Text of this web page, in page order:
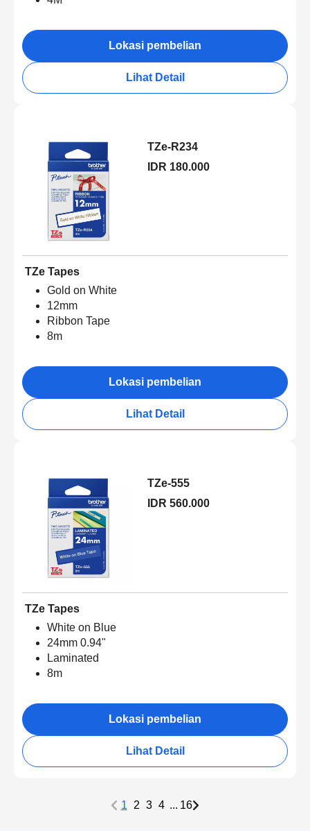
Lokasi pembelian
Lihat Detail
TZe-R234
IDR 180.000
TZe Tapes
Gold on White
12mm
Ribbon Tape
8m
Lokasi pembelian
Lihat Detail
TZe-555
IDR 560.000
TZe Tapes
White on Blue
24mm 0.94"
Laminated
8m
Lokasi pembelian
Lihat Detail
1 2 3 4 ... 16